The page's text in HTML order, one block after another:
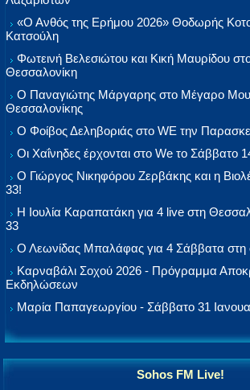
«Ο Ανθός της Ερήμου 2026» Θοδωρής
Κατσούλη
Φωτεινή Βελεσιώτου και Κική Μαυρίδου
Θεσσαλονίκη
Ο Παναγιώτης Μάργαρης στο Μέγαρο
Θεσσαλονίκης
Ο Φοίβος Δεληβοριάς στο WE την
Οι Χαΐνηδες έρχονται στο We το Σάββατο
Ο Γιώργος Νικηφόρου Ζερβάκης και η
33!
Η Ιουλία Καραπατάκη για 4 live στη
33
Ο Λεωνίδας Μπαλάφας για 4 Σάββατα στη
Καρναβάλι Σοχού 2026 - Πρόγραμμα
Εκδηλώσεων
Μαρία Παπαγεωργίου - Σάββατο 31
Sohos FM Live!